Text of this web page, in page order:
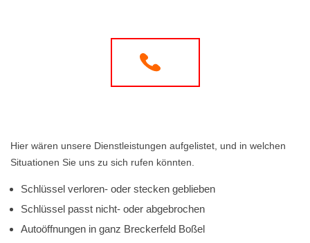
Hier wären unsere Dienstleistungen aufgelistet, und in welchen
Situationen Sie uns zu sich rufen könnten.
Schlüssel verloren- oder stecken geblieben
Schlüssel passt nicht- oder abgebrochen
Autoöffnungen in ganz Breckerfeld Boßel